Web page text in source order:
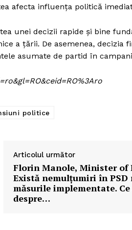
afecta influența politică
unei decizii rapide și bine
a țării. De asemenea, decizia
asumate de partid în
politice
Articolul următor
Florin Manole, Minister of
Există nemulţumiri în
măsurile implementate.
despre…